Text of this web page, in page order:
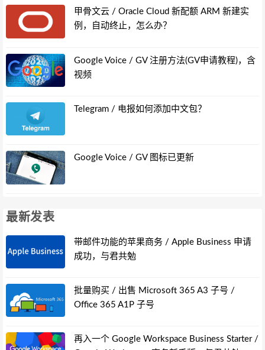
甲骨文云 / Oracle Cloud 新配额 ARM 新建实
例，自动终止，怎么办？
Google Voice / GV 注册方法(GV申请教程)，含
视频
Telegram / 电报如何添加中文包？
Google Voice / GV 图标已更新
最新发表
带邮件功能的苹果商务 / Apple Business 申请
成功，与君共勉
批量购买 / 出售 Microsoft 365 A3 子号 /
Office 365 A1P 子号
再入一个 Google Workspace Business Starter /